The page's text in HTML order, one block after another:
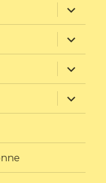
ouvrir
le
sous-
menu
ouvrir
le
sous-
menu
ouvrir
le
sous-
menu
ouvrir
le
sous-